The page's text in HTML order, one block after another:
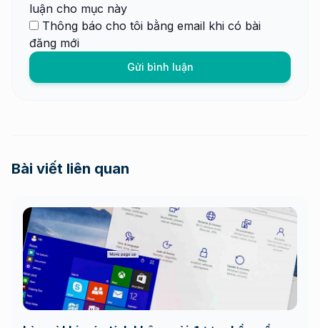
luận cho mục này
Thông báo cho tôi bằng email khi có bài
đăng mới
Gửi bình luận
Bài viết liên quan